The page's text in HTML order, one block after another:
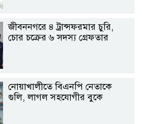
জীবননগরে ৪ ট্রান্সফরমার চুরি,
চোর চক্রের ৬ সদস্য গ্রেফতার
নোয়াখালীতে বিএনপি নেতাকে
গুলি, লাগল সহযোগীর বুকে